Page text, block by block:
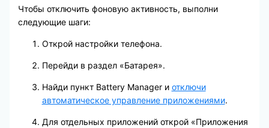
Чтобы отключить фоновую активность, выполни
следующие шаги:
Открой настройки телефона.
Перейди в раздел «Батарея».
Найди пункт Battery Manager и отключи
автоматическое управление приложениями.
Для отдельных приложений открой «Приложения